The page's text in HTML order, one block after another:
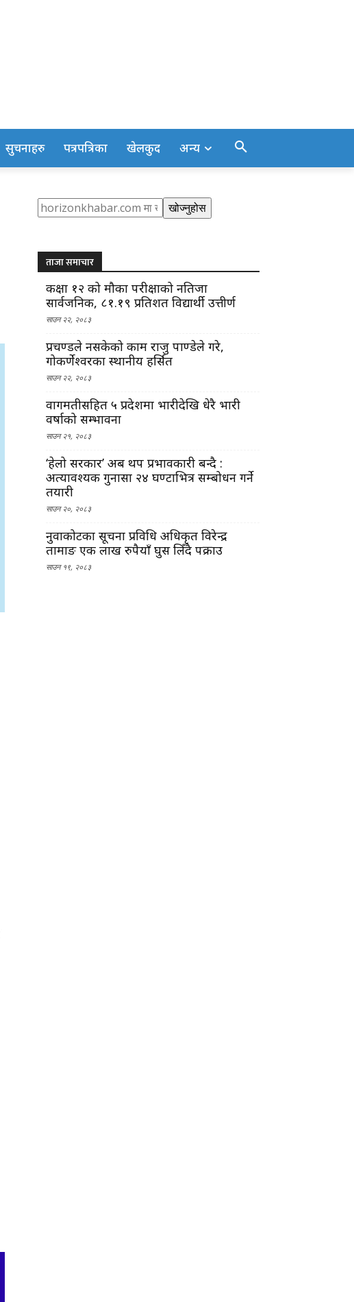
सुचनाहरु पत्रपत्रिका खेलकुद अन्य
Search खोज्नुहोस
ताजा समाचार
कक्षा १२ को मौका परीक्षाको नतिजा
सार्वजनिक, ८१.१९ प्रतिशत विद्यार्थी उत्तीर्ण
साउन २२, २०८३
प्रचण्डले नसकेको काम राजु पाण्डेले गरे,
गोकर्णेश्वरका स्थानीय हर्सित
साउन २२, २०८३
वागमतीसहित ५ प्रदेशमा भारीदेखि धेरै भारी
वर्षाको सम्भावना
साउन २१, २०८३
‘हेलो सरकार’ अब थप प्रभावकारी बन्दै :
अत्यावश्यक गुनासा २४ घण्टाभित्र सम्बोधन गर्ने
तयारी
साउन २०, २०८३
नुवाकोटका सूचना प्रविधि अधिकृत विरेन्द्र
तामाङ एक लाख रुपैयाँ घुस लिँदै पक्राउ
साउन १९, २०८३